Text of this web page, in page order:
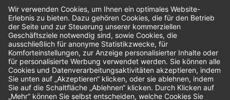
Bewertungen